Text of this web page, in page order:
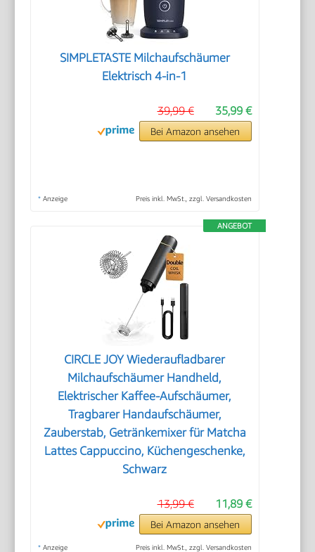
SIMPLETASTE Milchaufschäumer
Elektrisch 4-in-1
35,99 €
39,99 €
Bei Amazon ansehen
* Anzeige Preis inkl. MwSt., zzgl. Versandkosten
ANGEBOT
CIRCLE JOY Wiederaufladbarer
Milchaufschäumer Handheld,
Elektrischer Kaffee-Aufschäumer,
Tragbarer Handaufschäumer,
Zauberstab, Getränkemixer für Matcha
Lattes Cappuccino, Küchengeschenke,
Schwarz
11,89 €
13,99 €
Bei Amazon ansehen
* Anzeige Preis inkl. MwSt., zzgl. Versandkosten